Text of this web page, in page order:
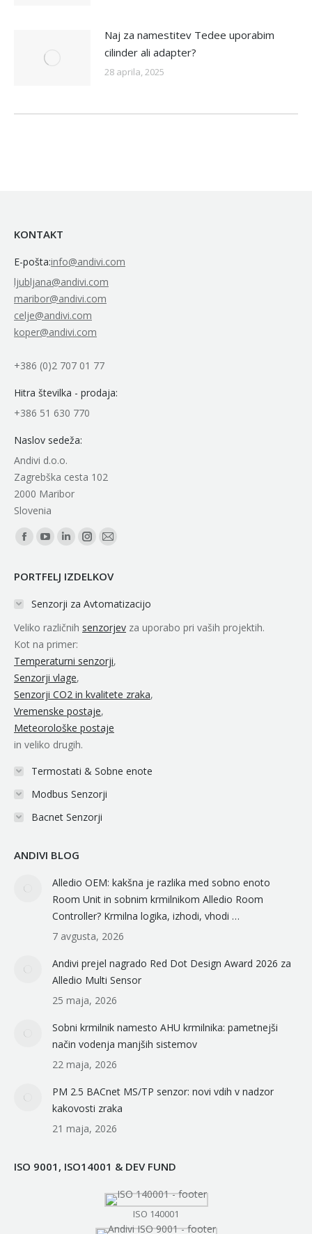
Naj za namestitev Tedee uporabim
cilinder ali adapter?
28 aprila, 2025
KONTAKT
E-pošta:info@andivi.com
ljubljana@andivi.com
maribor@andivi.com
celje@andivi.com
koper@andivi.com
+386 (0)2 707 01 77
Hitra številka - prodaja:
+386 51 630 770
Naslov sedeža:
Andivi d.o.o.
Zagrebška cesta 102
2000 Maribor
Slovenia
Find us on:
Facebook
opens
window
YouTube
opens
window
Linkedin
opens
in
window
Instagram
opens
in
window
Mail
opens
window
PORTFELJ IZDELKOV
Senzorji za Avtomatizacijo
Veliko različnih senzorjev za uporabo pri vaših projektih.
Kot na primer:
Temperaturni senzorji,
Senzorji vlage,
Senzorji CO2 in kvalitete zraka,
Vremenske postaje,
Meteorološke postaje
in veliko drugih.
Termostati & Sobne enote
Modbus Senzorji
Bacnet Senzorji
ANDIVI BLOG
Alledio OEM: kakšna je razlika med sobno enoto
Room Unit in sobnim krmilnikom Alledio Room
Controller? Krmilna logika, izhodi, vhodi …
7 avgusta, 2026
Andivi prejel nagrado Red Dot Design Award 2026 za
Alledio Multi Sensor
25 maja, 2026
Sobni krmilnik namesto AHU krmilnika: pametnejši
način vodenja manjših sistemov
22 maja, 2026
PM 2.5 BACnet MS/TP senzor: novi vdih v nadzor
kakovosti zraka
21 maja, 2026
ISO 9001, ISO14001 & DEV FUND
ISO 140001